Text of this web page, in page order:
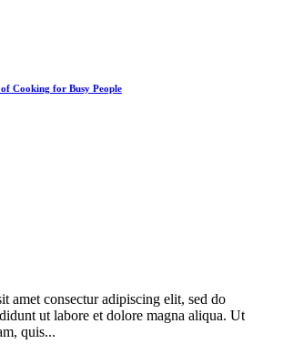
Cooking for Busy People
amet consectur adipiscing elit, sed do
ut labore et dolore magna aliqua. Ut
quis...